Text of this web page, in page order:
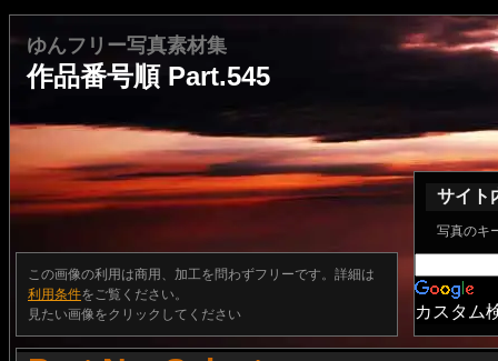
ゆんフリー写真素材集
作品番号順 Part.545
この画像の利用は商用、加工を問わずフリーです。詳細は
利用条件をご覧ください。
見たい画像をクリックしてください
サイト
写真のキ
カスタム